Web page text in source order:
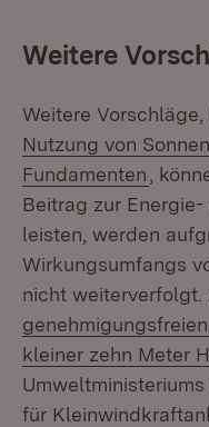
Weitere
Weitere
Nutzung von
Fundamenten
,
Beitrag zur
leisten, werden
Wirkungsumfangs
nicht weiterverfolgt.
kleiner zehn Meter
für